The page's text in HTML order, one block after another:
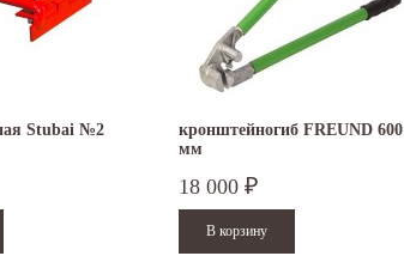
Stubai №2
кронштейногиб FREUND 600
мм
18 000 ₽